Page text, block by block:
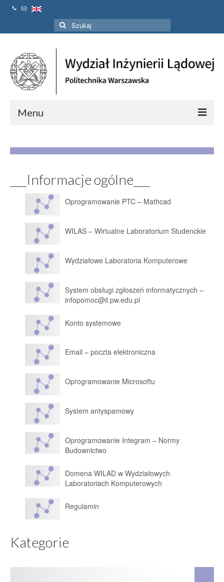
Szuklaj
w:
Menu
Linki
Kontakt
___Informacje ogólne___
Oprogramowanie PTC – Mathcad
WILAS – Wirtualne Laboratorium Studenckie
Wydziałowe Laboratoria Komputerowe
System obsługi zgłoszeń informatycznych –
infopomoc@il.pw.edu.pl
Konto systemowe
Email – poczta elektroniczna
Oprogramowanie Microsoftu
System antyspamowy
Oprogramowanie Integram – Normy
Budownictwo
Domena WILAD w Wydziałowych
Laboratoriach Komputerowych
Regulamin
Kategorie